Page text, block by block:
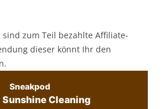
zum Teil bezahlte Affiliate-
dieser könnt Ihr den